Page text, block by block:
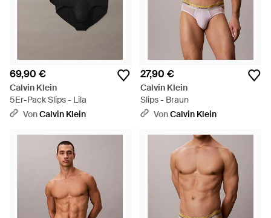
69,90 €
Calvin Klein
5Er-Pack Slips - Lila
VonCalvin Klein
27,90 €
Calvin Klein
Slips - Braun
VonCalvin Klein